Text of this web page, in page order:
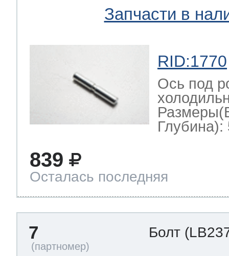
Запчасти в
RID:1770
Ось под
Глубина):
839
Осталась последняя
7 Болт